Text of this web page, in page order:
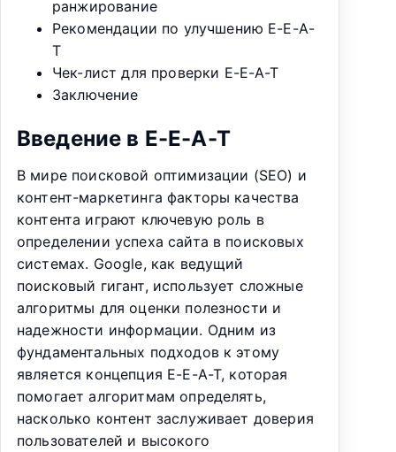
ранжирование
Рекомендации по улучшению E-E-A-
T
Чек-лист для проверки E-E-A-T
Заключение
Введение в E-E-A-T
В мире поисковой оптимизации (SEO) и
контент-маркетинга факторы качества
контента играют ключевую роль в
определении успеха сайта в поисковых
системах. Google, как ведущий
поисковый гигант, использует сложные
алгоритмы для оценки полезности и
надежности информации. Одним из
фундаментальных подходов к этому
является концепция E-E-A-T, которая
помогает алгоритмам определять,
насколько контент заслуживает доверия
пользователей и высокого